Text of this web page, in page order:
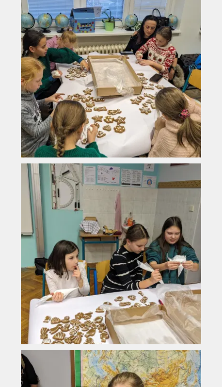
Vyhledávání na webu